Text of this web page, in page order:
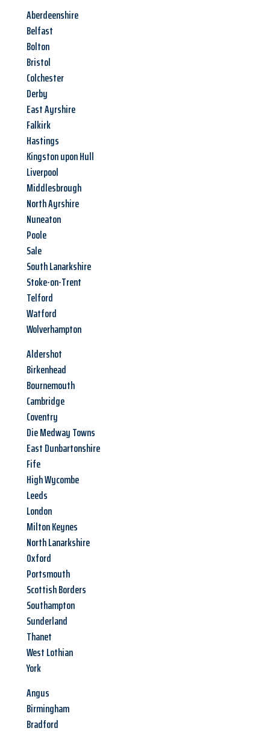
Aberdeenshire
Belfast
Bolton
Bristol
Colchester
Derby
East Ayrshire
Falkirk
Hastings
Kingston upon Hull
Liverpool
Middlesbrough
North Ayrshire
Nuneaton
Poole
Sale
South Lanarkshire
Stoke-on-Trent
Telford
Watford
Wolverhampton
Aldershot
Birkenhead
Bournemouth
Cambridge
Coventry
Die Medway Towns
East Dunbartonshire
Fife
High Wycombe
Leeds
London
Milton Keynes
North Lanarkshire
Oxford
Portsmouth
Scottish Borders
Southampton
Sunderland
Thanet
West Lothian
York
Angus
Birmingham
Bradford